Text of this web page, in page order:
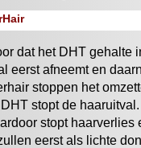
dat het DHT gehalte
eerst afneemt en
stoppen het
stopt de
stopt
eerst als lichte